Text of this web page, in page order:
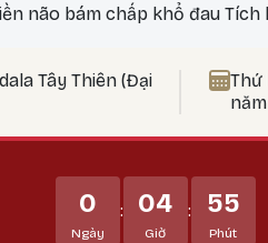
não bám chấp khổ đau
trưởng mạnh mẽ, đặc biệt
Tính.
Tây Thiên (Đại
Thứ
0
Ngày
: 04
Giờ
: 55
Phút